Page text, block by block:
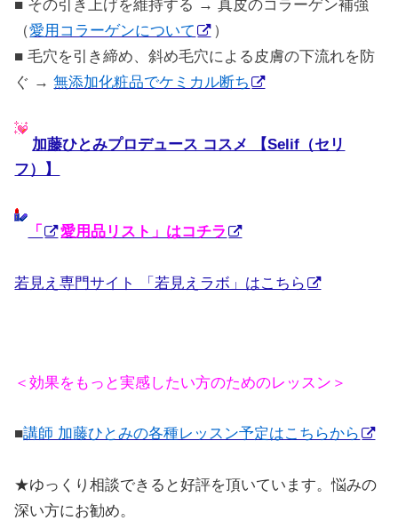
■ その引き上げを維持する → 真皮のコラーゲン補強
（愛用コラーゲンについて
）
■ 毛穴を引き締め、斜め毛穴による皮膚の下流れを防
ぐ →無添加化粧品でケミカル断ち
加藤ひとみプロデュース コスメ 【Selif（セリ
フ）】
「 愛用品リスト」はコチラ
若見え専門サイト 「若見えラボ」はこちら
＜効果をもっと実感したい方のためのレッスン＞
■講師 加藤ひとみの各種レッスン予定はこちらから
★ゆっくり相談できると好評を頂いています。悩みの
深い方にお勧め。